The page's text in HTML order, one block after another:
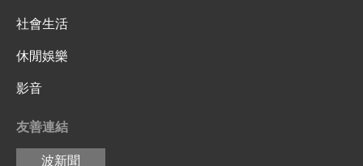
社會生活
休閒娛樂
影音
友善連結
波新聞